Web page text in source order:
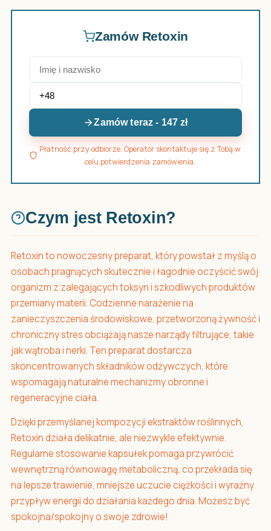
Zamów Retoxin
Zamów teraz - 147 zł
Płatność przy odbiorze. Operator skontaktuje się z Tobą w
celu potwierdzenia zamówienia.
Czym jest Retoxin?
Retoxin to nowoczesny preparat, który powstał z myślą o
osobach pragnących skutecznie i łagodnie oczyścić swój
organizm z zalegających toksyn i szkodliwych produktów
przemiany materii. Codzienne narażenie na
zanieczyszczenia środowiskowe, przetworzoną żywność i
chroniczny stres obciążają nasze narządy filtrujące, takie
jak wątroba i nerki. Ten preparat dostarcza
skoncentrowanych składników odżywczych, które
wspomagają naturalne mechanizmy obronne i
regeneracyjne ciała.
Dzięki przemyślanej kompozycji ekstraktów roślinnych,
Retoxin działa delikatnie, ale niezwykle efektywnie.
Regularne stosowanie kapsułek pomaga przywrócić
wewnętrzną równowagę metaboliczną, co przekłada się
na lepsze trawienie, mniejsze uczucie ciężkości i wyraźny
przypływ energii do działania każdego dnia. Możesz być
spokojna/spokojny o swoje zdrowie!